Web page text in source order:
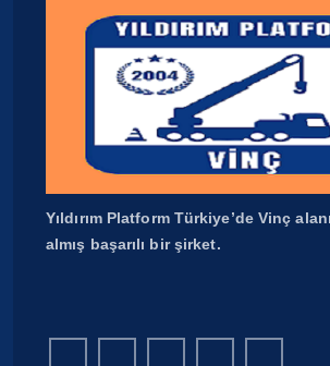
Yıldırım Platform Türkiye’de Vinç
almış başarılı bir şirket.